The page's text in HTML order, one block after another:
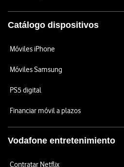
Catálogo dispositivos
Móviles iPhone
Móviles Samsung
PS5 digital
Financiar móvil a plazos
Vodafone entretenimiento
Contratar Netflix